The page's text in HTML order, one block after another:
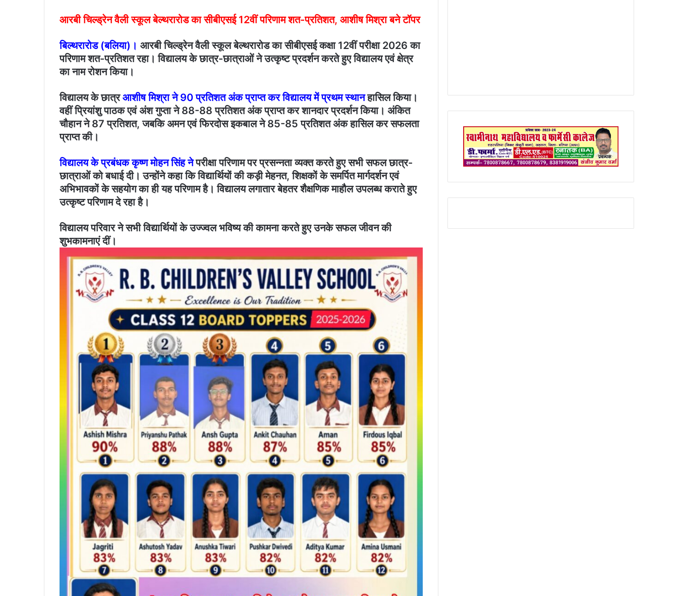
आरबी चिल्ड्रेन वैली स्कूल बेल्थरारोड का सीबीएसई 12वीं परिणाम शत-प्रतिशत, आशीष मिश्रा बने टॉपर
बिल्थरारोड (बलिया)। आरबी चिल्ड्रेन वैली स्कूल बेल्थरारोड का सीबीएसई कक्षा 12वीं परीक्षा 2026 का
परिणाम शत-प्रतिशत रहा। विद्यालय के छात्र-छात्राओं ने उत्कृष्ट प्रदर्शन करते हुए विद्यालय एवं क्षेत्र
का नाम रोशन किया।
विद्यालय के छात्रआशीष मिश्रा ने 90 प्रतिशत अंक प्राप्त कर विद्यालय में प्रथम स्थानहासिल किया।
वहीं प्रियांशु पाठक एवं अंश गुप्ता ने 88-88 प्रतिशत अंक प्राप्त कर शानदार प्रदर्शन किया। अंकित
चौहान ने 87 प्रतिशत, जबकि अमन एवं फिरदोस इकबाल ने 85-85 प्रतिशत अंक हासिल कर सफलता
प्राप्त की।
विद्यालय के प्रबंधक कृष्ण मोहन सिंह नेपरीक्षा परिणाम पर प्रसन्नता व्यक्त करते हुए सभी सफल छात्र-
छात्राओं को बधाई दी। उन्होंने कहा कि विद्यार्थियों की कड़ी मेहनत, शिक्षकों के समर्पित मार्गदर्शन एवं
अभिभावकों के सहयोग का ही यह परिणाम है। विद्यालय लगातार बेहतर शैक्षणिक माहौल उपलब्ध कराते हुए
उत्कृष्ट परिणाम दे रहा है।
विद्यालय परिवार ने सभी विद्यार्थियों के उज्ज्वल भविष्य की कामना करते हुए उनके सफल जीवन की
शुभकामनाएं दीं।